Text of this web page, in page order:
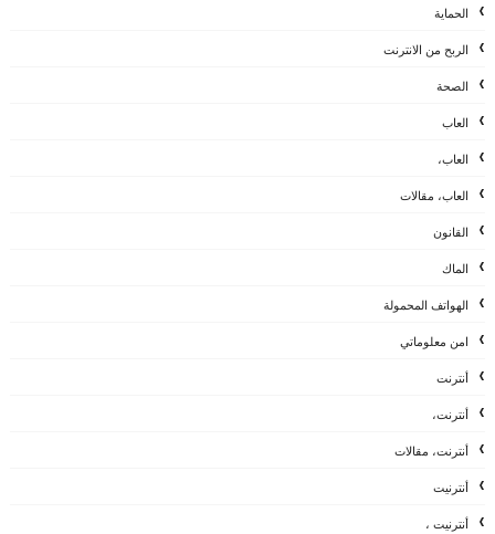
الحماية
الربح من الانترنت
الصحة
العاب
العاب،
العاب، مقالات
القانون
الماك
الهواتف المحمولة
امن معلوماتي
أنترنت
أنترنت،
أنترنت، مقالات
أنترنيت
أنترنيت ،